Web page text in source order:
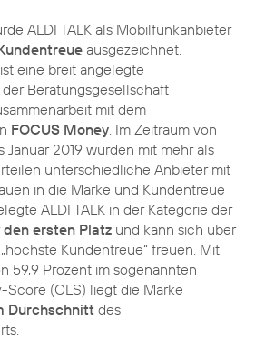
ALDI TALK als Mobilfunkanbieter
ausgezeichnet.
eine breit angelegte
Beratungsgesellschaft
mit dem
FOCUS Money. Im Zeitraum von
Januar 2019 wurden mit mehr als
unterschiedliche Anbieter mit
in die Marke und Kundentreue
ALDI TALK in der Kategorie der
den ersten Platz und kann sich über
Kundentreue“ freuen. Mit
59,9 Prozent im sogenannten
Score (CLS) liegt die Marke
Durchschnitt des